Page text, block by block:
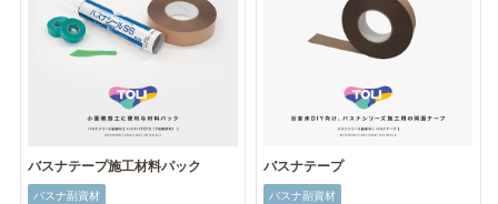
バスナテープ施工材料パック
バスナ副資材
バスナテープ
バスナ副資材